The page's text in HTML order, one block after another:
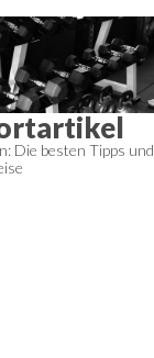
Die besten Tipps und